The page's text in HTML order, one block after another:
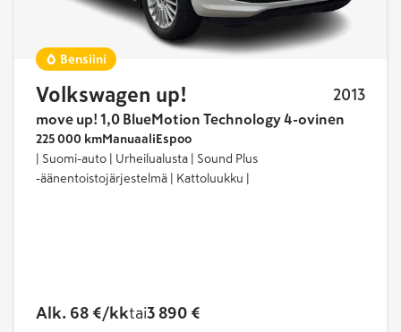
Bensiini
Volkswagen up! 2013
move up! 1,0 BlueMotion Technology 4-ovinen
225 000 km Manuaali Espoo
| Suomi-auto | Urheilualusta | Sound Plus
-äänentoistojärjestelmä | Kattoluukku |
Alk. 68 €/kktai3 890 €